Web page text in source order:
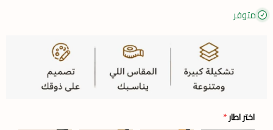
متوفر
اختر اطار*